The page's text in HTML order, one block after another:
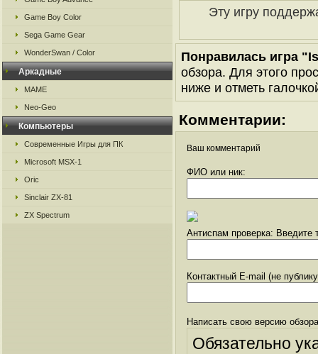
Game Boy Color
Sega Game Gear
WonderSwan / Color
Аркадные
MAME
Neo-Geo
Компьютеры
Современные Игры для ПК
Microsoft MSX-1
Oric
Sinclair ZX-81
ZX Spectrum
Эту игру
Понравилась игра
обзора. Для этого
ниже и отметь
Комментарии:
Ваш комментарий
ФИО или ник:
Антиспам проверка: Введите
Контактный E-mail (не
Написать свою версию
Обязательно